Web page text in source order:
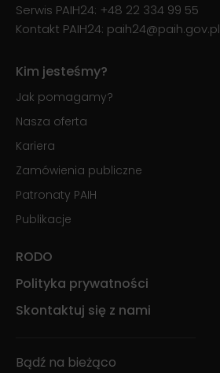
Serwis PAIH24: +48 22 334 99 55
Kontakt PAIH24: paih24@paih.gov.pl
Kim jesteśmy?
Jak pomagamy?
Nasza oferta
Kariera
Zamówienia publiczne
Patronaty PAIH
Publikacje
RODO
Polityka prywatności
Skontaktuj się z nami
Bądź na bieżąco